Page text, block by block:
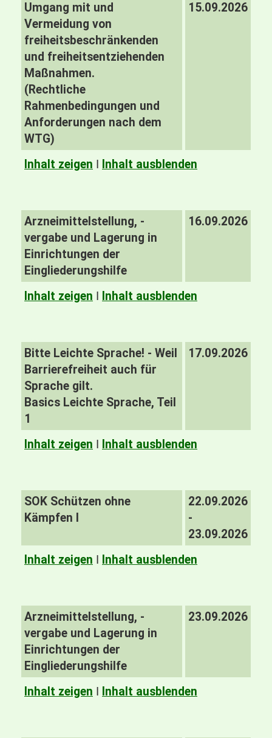
Umgang mit und
Vermeidung von
freiheitsbeschränkenden
und freiheitsentziehenden
Maßnahmen.
(Rechtliche
Rahmenbedingungen und
Anforderungen nach dem
WTG)
15.09.2026
Inhalt zeigen I Inhalt ausblenden
Arzneimittelstellung, -
vergabe und Lagerung in
Einrichtungen der
Eingliederungshilfe
16.09.2026
Inhalt zeigen I Inhalt ausblenden
Bitte Leichte Sprache! - Weil
Barrierefreiheit auch für
Sprache gilt.
Basics Leichte Sprache, Teil
1
17.09.2026
Inhalt zeigen I Inhalt ausblenden
SOK Schützen ohne
Kämpfen I
22.09.2026
-
23.09.2026
Inhalt zeigen I Inhalt ausblenden
Arzneimittelstellung, -
vergabe und Lagerung in
Einrichtungen der
Eingliederungshilfe
23.09.2026
Inhalt zeigen I Inhalt ausblenden